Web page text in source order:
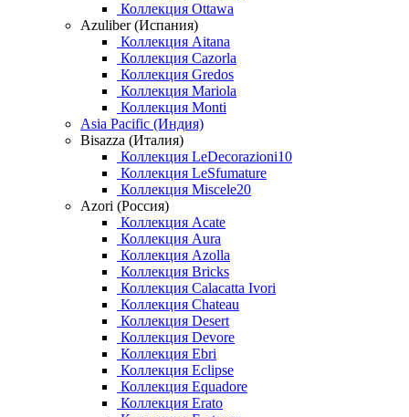
Коллекция Ottawa
Azuliber (Испания)
Коллекция Aitana
Коллекция Cazorla
Коллекция Gredos
Коллекция Mariola
Коллекция Monti
Asia Pacific (Индия)
Bisazza (Италия)
Коллекция LeDecorazioni10
Коллекция LeSfumature
Коллекция Miscele20
Azori (Россия)
Коллекция Acate
Коллекция Aura
Коллекция Azolla
Коллекция Bricks
Коллекция Calacatta Ivori
Коллекция Chateau
Коллекция Desert
Коллекция Devore
Коллекция Ebri
Коллекция Eclipse
Коллекция Equadore
Коллекция Erato